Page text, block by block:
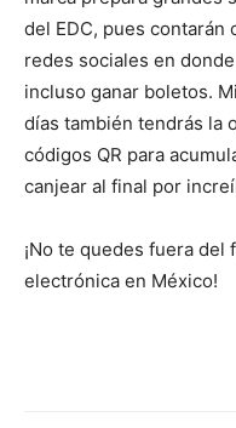
del EDC, pues contarán
redes sociales en
incluso ganar boletos.
días también tendrás la
códigos QR para
canjear al final por
¡No te quedes fuera
electrónica en México!